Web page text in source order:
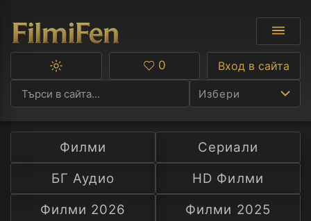
Избери
Ф
С
А
Превключване
тъмна
тема
Любими
0 Вход в сайта
Филми
Сериали
БГ Аудио
HD Филми
Филми 2026
Филми 2025